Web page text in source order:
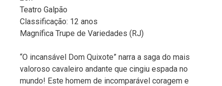
Teatro Galpão
Classificação: 12 anos
Magnífica Trupe de Variedades (RJ)
“O incansável Dom Quixote” narra a saga do mais
valoroso cavaleiro andante que cingiu espada no
mundo! Este homem de incomparável coragem e